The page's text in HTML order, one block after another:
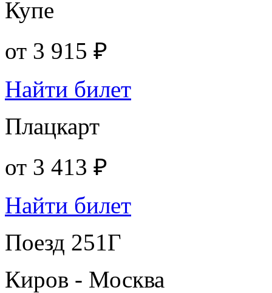
Купе
от 3 915 ₽
Найти билет
Плацкарт
от 3 413 ₽
Найти билет
Поезд 251Г
Киров - Москва